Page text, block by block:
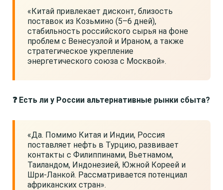
«Китай привлекает дисконт, близость
поставок из Козьмино (5–6 дней),
стабильность российского сырья на фоне
проблем с Венесуэлой и Ираном, а также
стратегическое укрепление
энергетического союза с Москвой».
❓ Есть ли у России альтернативные рынки сбыта?
«Да. Помимо Китая и Индии, Россия
поставляет нефть в Турцию, развивает
контакты с Филиппинами, Вьетнамом,
Таиландом, Индонезией, Южной Кореей и
Шри-Ланкой. Рассматривается потенциал
африканских стран».